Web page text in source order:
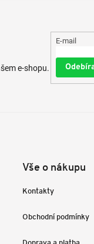
e-shopu.
E-mail
Vše o nákupu
Kontakty
Obchodní podmínky